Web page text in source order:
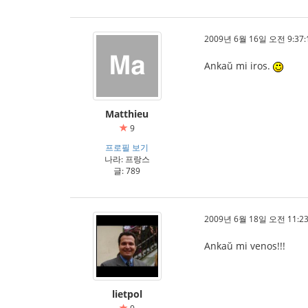
Matthieu
9
프로필 보기
나라: 프랑스
글: 789
2009년 6월 16일 오전
Ankaŭ mi iros.
lietpol
2009년 6월 18일 오전
Ankaŭ mi venos!!!